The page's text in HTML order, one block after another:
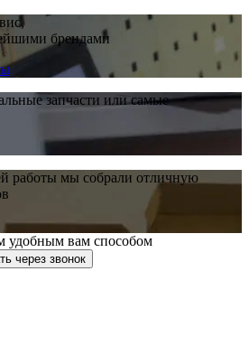
брендами
запчасти или самые
работы мы собрали отличную
удобным вам способом
Заказать через звонок